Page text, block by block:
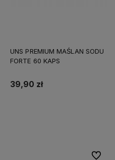
UNS PREMIUM MAŚLAN SODU
FORTE 60 KAPS
39,90 zł
Do